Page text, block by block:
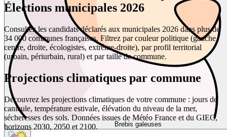
Brebis galeuses
Élections municipales 2026
Consultez les candidats déclarés aux municipales 2026 dans plus de
34 000 communes françaises. Filtrez par couleur politique (gauche,
centre, droite, écologistes, extrême-droite), par profil territorial
(urbain, périurbain, rural) et par taille de commune.
Projections climatiques par commune
Découvrez les projections climatiques de votre commune : jours de
canicule, température estivale, élévation du niveau de la mer,
sécheresses des sols. Données issues de Météo France et du GIEC,
horizons 2030, 2050 et 2100.